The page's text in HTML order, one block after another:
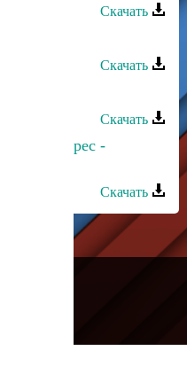
Скачать
Скачать
Скачать
Мирес -
Скачать